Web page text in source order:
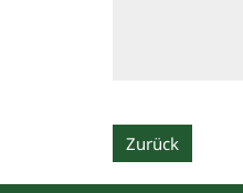
Zurück